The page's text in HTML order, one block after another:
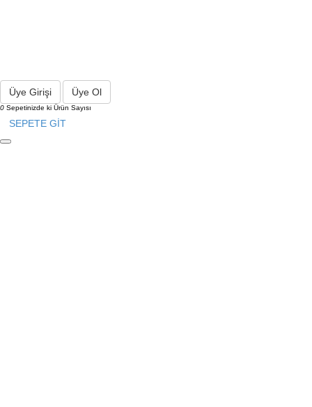
Üye Girişi Üye Ol
0 Sepetinizde ki Ürün Sayısı
SEPETE GİT